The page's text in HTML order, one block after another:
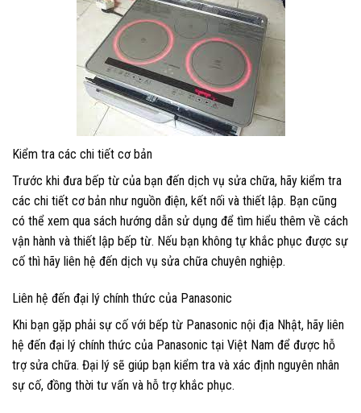
Kiểm tra các chi tiết cơ bản
Trước khi đưa bếp từ của bạn đến dịch vụ sửa chữa, hãy kiểm tra
các chi tiết cơ bản như nguồn điện, kết nối và thiết lập. Bạn cũng
có thể xem qua sách hướng dẫn sử dụng để tìm hiểu thêm về cách
vận hành và thiết lập bếp từ. Nếu bạn không tự khắc phục được sự
cố thì hãy liên hệ đến dịch vụ sửa chữa chuyên nghiệp.
Liên hệ đến đại lý chính thức của Panasonic
Khi bạn gặp phải sự cố với bếp từ Panasonic nội địa Nhật, hãy liên
hệ đến đại lý chính thức của Panasonic tại Việt Nam để được hỗ
trợ sửa chữa. Đại lý sẽ giúp bạn kiểm tra và xác định nguyên nhân
sự cố, đồng thời tư vấn và hỗ trợ khắc phục.